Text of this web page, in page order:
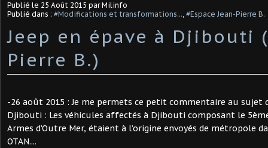
Publié le 25 Août 2015 par Milinfo
Publié dans : #Modifications et transformations..., #Espace Jean-Pierre B.
Jeep en épave à Djibouti
Pierre B.)
-26 août 2015 : Je me permets ce petit commentaire au sujet
Djibouti : Les véhicules affectés à Djibouti composant le
Armes d’Outre Mer, étaient à l’origine envoyés de métropole
OTAN....